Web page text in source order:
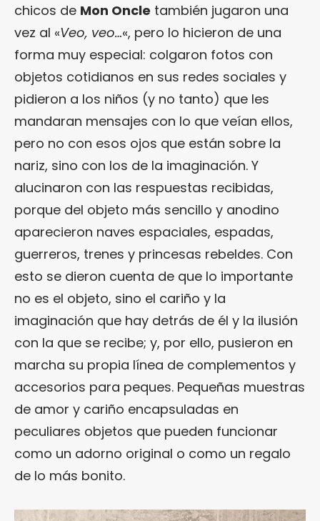
chicos de Mon Oncle también jugaron una
vez al «Veo, veo…«, pero lo hicieron de una
forma muy especial: colgaron fotos con
objetos cotidianos en sus redes sociales y
pidieron a los niños (y no tanto) que les
mandaran mensajes con lo que veían ellos,
pero no con esos ojos que están sobre la
nariz, sino con los de la imaginación. Y
alucinaron con las respuestas recibidas,
porque del objeto más sencillo y anodino
aparecieron naves espaciales, espadas,
guerreros, trenes y princesas rebeldes. Con
esto se dieron cuenta de que lo importante
no es el objeto, sino el cariño y la
imaginación que hay detrás de él y la ilusión
con la que se recibe; y, por ello, pusieron en
marcha su propia línea de complementos y
accesorios para peques. Pequeñas muestras
de amor y cariño encapsuladas en
peculiares objetos que pueden funcionar
como un adorno original o como un regalo
de lo más bonito.